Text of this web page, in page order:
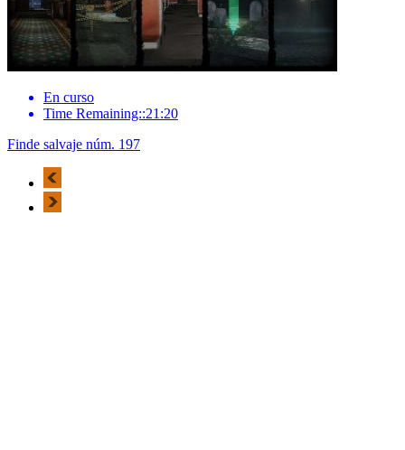
En curso
Time Remaining::21:20
Finde salvaje núm. 197